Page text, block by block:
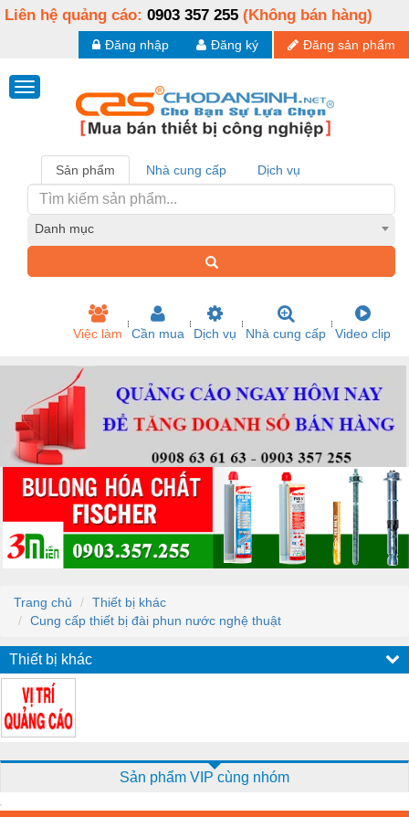
Liên hệ quảng cáo: 0903 357 255 (Không bán hàng)
Đăng sản phẩm
Đăng ký
Đăng nhập
Sản phẩm Nhà cung cấp Dịch vụ
Danh mục
Việc làm Cần mua Dịch vụ Nhà cung cấp Video clip
Trang chủ
Thiết bị khác
Cung cấp thiết bị đài phun nước nghệ thuật
Thiết bị khác
Sản phẩm VIP cùng nhóm